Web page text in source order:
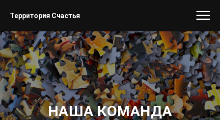
Территория Счастья
НАША КОМАНДА